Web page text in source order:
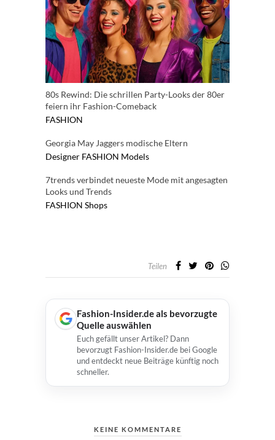
80s Rewind: Die schrillen Party-Looks der 80er
feiern ihr Fashion-Comeback
FASHION
Georgia May Jaggers modische Eltern
Designer FASHION Models
7trends verbindet neueste Mode mit angesagten
Looks und Trends
FASHION Shops
Teilen
Fashion-Insider.de als bevorzugte
Quelle auswählen
Euch gefällt unser Artikel? Dann
bevorzugt Fashion-Insider.de bei Google
und entdeckt neue Beiträge künftig noch
schneller.
KEINE KOMMENTARE